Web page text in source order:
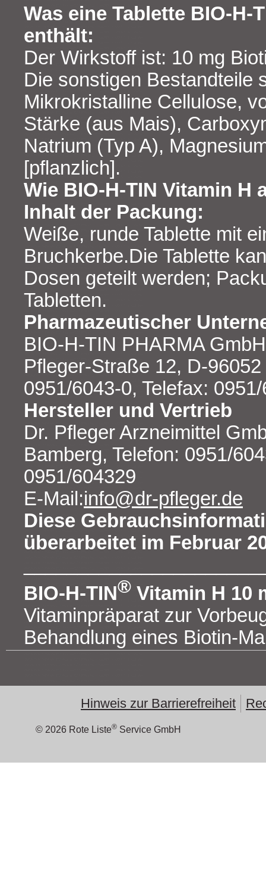
Was eine Tablette BIO-H-
enthält:
Der Wirkstoff ist: 10 mg
Die sonstigen Bestandteile
Mikrokristalline Cellulose,
Stärke (aus Mais),
Natrium (Typ A),
[pflanzlich].
Wie BIO-H-TIN Vitamin H
Inhalt der Packung:
Weiße, runde Tablette mit
Bruchkerbe.Die Tablette
Dosen geteilt werden;
Tabletten.
Pharmazeutischer
BIO-H-TIN PHARMA
Pfleger-Straße 12, D-
0951/6043-0, Telefax:
Hersteller und Vertrieb
Dr. Pfleger Arzneimittel
Bamberg, Telefon: 0951/
0951/604329
E-Mail:info@dr-pfleger.de
Diese
überarbeitet im Februar
BIO-H-TIN® Vitamin H 10
Vitaminpräparat zur
Behandlung eines Biotin-
Hinweis zur Barrierefreiheit
© 2026 Rote Liste® Service GmbH